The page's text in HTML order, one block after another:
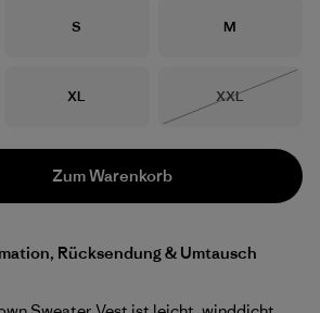
Größe
S Größe
M
Größe
XL Größe
XXL
Zum Warenkorb
Rücksendung & Umtausch